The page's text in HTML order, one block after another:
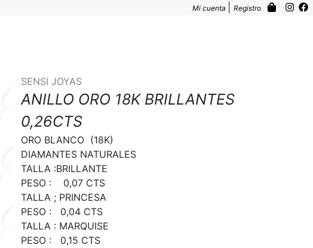
Mi cuenta Registro
SENSI JOYAS
ANILLO ORO 18K BRILLANTES
0,26CTS
ORO BLANCO  (18K)
DIAMANTES NATURALES
TALLA :BRILLANTE
PESO :    0,07 CTS
TALLA ; PRINCESA
PESO :   0,04 CTS
TALLA : MARQUISE
PESO :   0,15 CTS